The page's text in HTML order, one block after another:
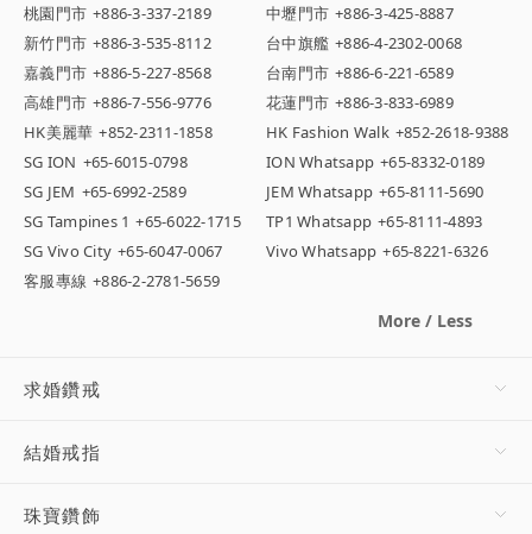
桃園門市 +886-3-337-2189 中壢門市 +886-3-425-8887
新竹門市 +886-3-535-8112 台中旗艦 +886-4-2302-0068
嘉義門市 +886-5-227-8568 台南門市 +886-6-221-6589
高雄門市 +886-7-556-9776 花蓮門市 +886-3-833-6989
HK美麗華 +852-2311-1858 HK Fashion Walk +852-2618-9388
SG ION +65-6015-0798 ION Whatsapp +65-8332-0189
SG JEM +65-6992-2589 JEM Whatsapp +65-8111-5690
SG Tampines 1 +65-6022-1715 TP1 Whatsapp +65-8111-4893
SG Vivo City +65-6047-0067 Vivo Whatsapp +65-8221-6326
客服專線 +886-2-2781-5659
More / Less
求婚鑽戒
結婚戒指
珠寶鑽飾